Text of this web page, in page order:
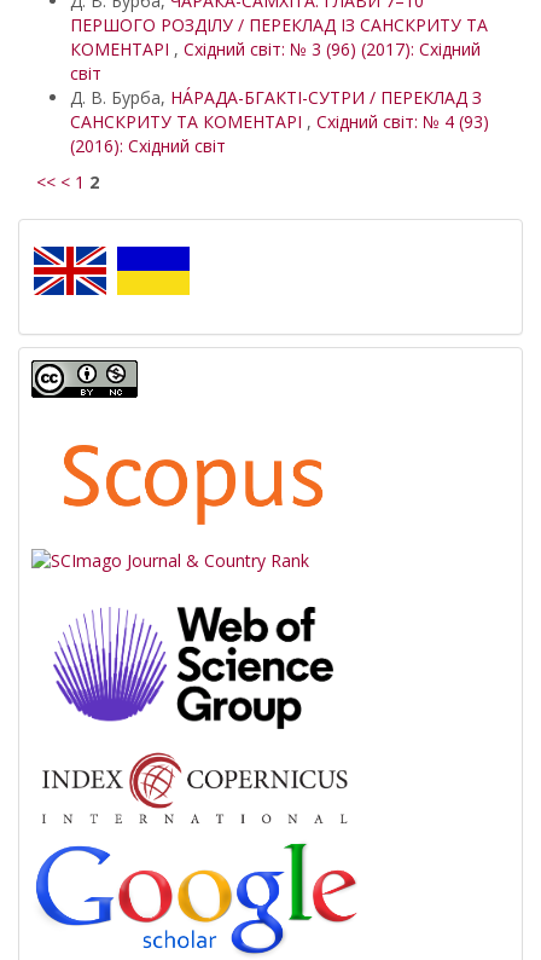
ПЕРШОГО РОЗДІЛУ / ПЕРЕКЛАД ІЗ САНСКРИТУ ТА
КОМЕНТАРІ , Східний світ: № 3 (96) (2017): Східний
світ
Д. В. Бурба, НÁРАДА-БГАКТІ-СУТРИ / ПЕРЕКЛАД З
САНСКРИТУ ТА КОМЕНТАРІ , Східний світ: № 4 (93)
(2016): Східний світ
<< < 1 2